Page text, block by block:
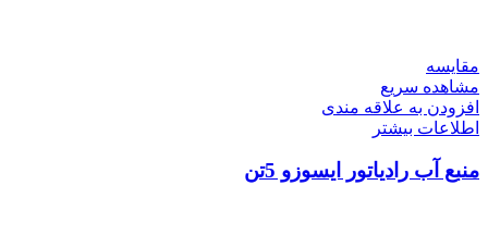
مقایسه
مشاهده سریع
افزودن به علاقه مندی
اطلاعات بیشتر
منبع آب رادیاتور ایسوزو 5تن